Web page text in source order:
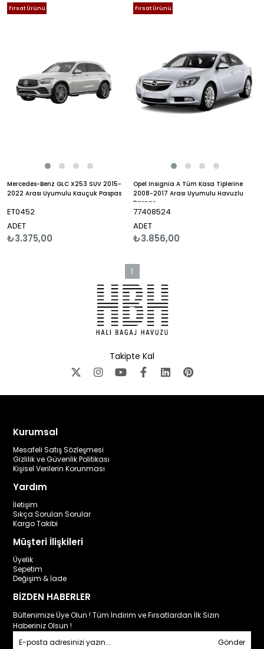
Mercedes-Benz GLC X253 SUV 2015-
2022 Arası Uyumulu Kauçuk Paspas
ET0452
ADET
₺3.375,00
Ürün
Fırsat Ürünü
Opel Insignia A Tüm Kasa Tiplerine
2008-2017 Arası Uyumulu Havuzlu
Paspas
77408524
ADET
₺3.856,00
Ürün
Fırsat Ürünü
1
Takipte Kal
Kurumsal
Mesafeli Satış Sözleşmesi
Gizlilik ve Güvenlik Politikası
Kişisel Verilerin Korunması
Yardım
İletişim
Sıkça Sorulan Sorular
Kargo Takibi
Müşteri İlişkileri
Üyelik
Sepetim
Değişim & İade
BİZDEN HABERLER
Bültenimize Üye Olun ! Tüm İndirim ve Fırsatlardan İlk Sizin
Haberiniz Olsun !
Gönder